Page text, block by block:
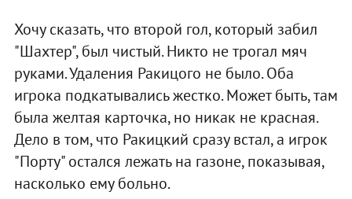
Хочу сказать, что второй гол, который забил
"Шахтер", был чистый. Никто не трогал мяч
руками. Удаления Ракицого не было. Оба
игрока подкатывались жестко. Может быть, там
была желтая карточка, но никак не красная.
Дело в том, что Ракицкий сразу встал, а игрок
"Порту" остался лежать на газоне, показывая,
насколько ему больно.